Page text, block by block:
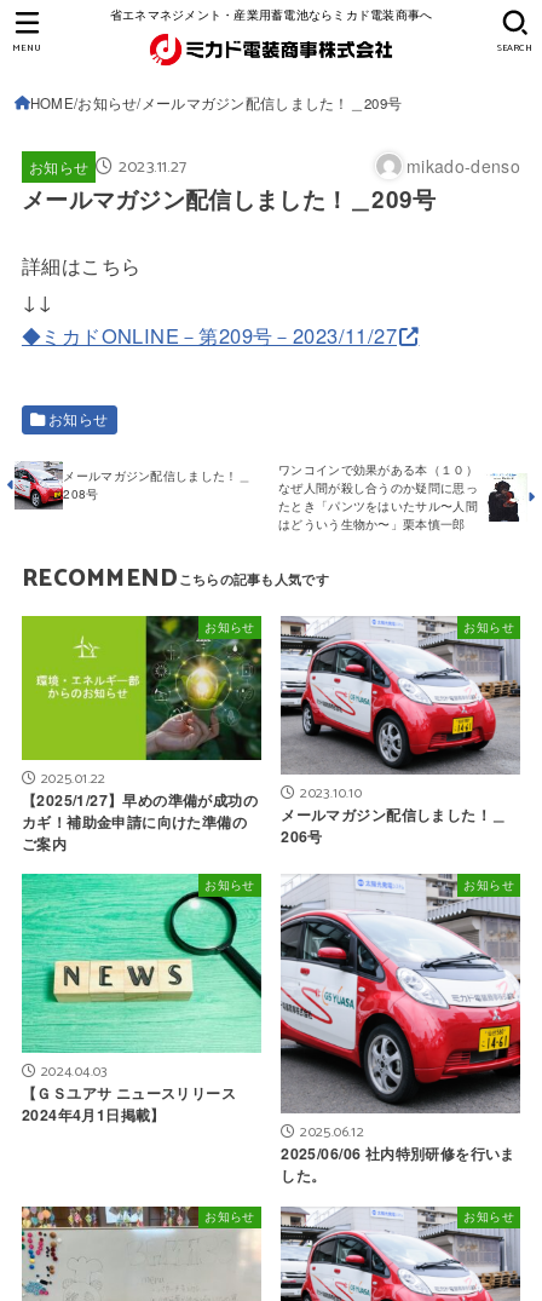
省エネマネジメント・産業用蓄電池ならミカド電装商事へ
SEARCH
MENU
HOME お知らせ メールマガジン配信しました！＿209号
お知らせ 2023.11.27 mikado-denso
メールマガジン配信しました！＿209号
詳細はこちら
↓↓
◆ミカドONLINE－第209号－2023/11/27
お知らせ
ワンコインで効果がある本（１０）
なぜ人間が殺し合うのか疑問に思っ
たとき「パンツをはいたサル〜人間
はどういう生物か〜」栗本慎一郎
メールマガジン配信しました！＿
208号
RECOMMEND
お知らせ
2025.01.22
【2025/1/27】早めの準備が成功の
カギ！補助金申請に向けた準備の
ご案内
お知らせ
2023.10.10
メールマガジン配信しました！＿
206号
お知らせ
2024.04.03
【ＧＳユアサ ニュースリリース
2024年4月1日掲載】
お知らせ
2025.06.12
2025/06/06 社内特別研修を行いま
した。
お知らせ お知らせ